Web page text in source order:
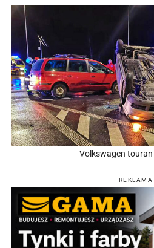
Volkswagen touran
REKLAMA